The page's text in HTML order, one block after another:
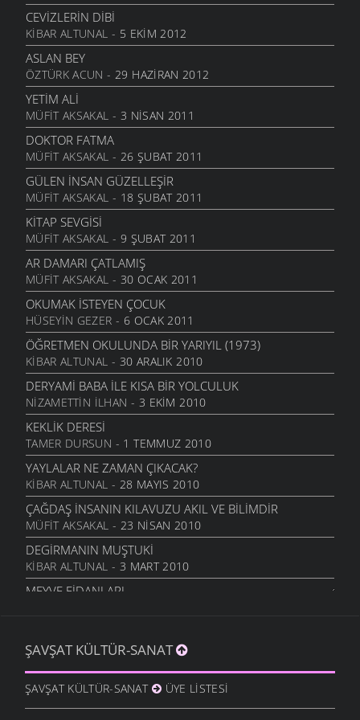
CEVIZLERIN DIBI
KIBAR ALTUNAL - 5 EKIM 2012
ASLAN BEY
ÖZTÜRK ACUN - 29 HAZIRAN 2012
YETIM ALI
MÜFIT AKSAKAL - 3 NISAN 2011
DOKTOR FATMA
MÜFIT AKSAKAL - 26 ŞUBAT 2011
GÜLEN İNSAN GÜZELLEŞIR
MÜFIT AKSAKAL - 18 ŞUBAT 2011
KITAP SEVGISI
MÜFIT AKSAKAL - 9 ŞUBAT 2011
AR DAMARI ÇATLAMIŞ
MÜFIT AKSAKAL - 30 OCAK 2011
OKUMAK İSTEYEN ÇOCUK
HÜSEYIN GEZER - 6 OCAK 2011
ÖĞRETMEN OKULUNDA BIR YARIYIL (1973)
KIBAR ALTUNAL - 30 ARALIK 2010
DERYAMI BABA İLE KISA BIR YOLCULUK
NIZAMETTIN İLHAN - 3 EKIM 2010
KEKLIK DERESI
TAMER DURSUN - 1 TEMMUZ 2010
YAYLALAR NE ZAMAN ÇIKACAK?
KIBAR ALTUNAL - 28 MAYIS 2010
ÇAĞDAŞ İNSANIN KILAVUZU AKIL VE BILIMDIR
MÜFIT AKSAKAL - 23 NISAN 2010
DEGIRMANIN MUŞTUKI
KIBAR ALTUNAL - 3 MART 2010
MEYVE FIDANLARI
ŞAVŞAT.COM- 11 OCAK 2010
ZAMAN KIRALIKMIŞ MEĞER
İSMET ACI- 9 OCAK 2010
DÜŞÜNCEYI BEYNI İLE BEYNIMIZE KAZDI
ŞAVŞAT KÜLTÜR-SANAT
ŞAVŞAT KÜLTÜR-SANAT ÜYE LISTESI